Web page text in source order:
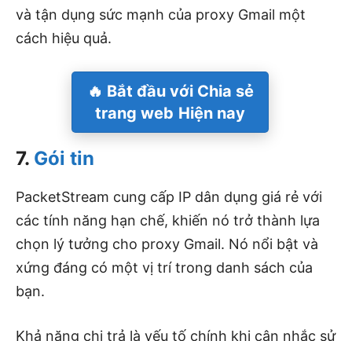
và tận dụng sức mạnh của proxy Gmail một
cách hiệu quả.
🔥 Bắt đầu với Chia sẻ
trang web Hiện nay
7. Gói tin
PacketStream cung cấp IP dân dụng giá rẻ với
các tính năng hạn chế, khiến nó trở thành lựa
chọn lý tưởng cho proxy Gmail. Nó nổi bật và
xứng đáng có một vị trí trong danh sách của
bạn.
Khả năng chi trả là yếu tố chính khi cân nhắc sử